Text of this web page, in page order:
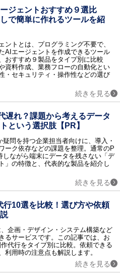
ファイアウォール / WAF / 不正侵入検知・防御システム（IDS・IPS） / ネットワーク暗号化 / DDoS対策 / 検疫ネットワーク / サイバー攻撃対策 / アクセスコントロール / Web改ざん検知 / EDR / ゼロトラスト・セキュリティ / クラウドセキュリティ / CASB / 情報漏洩対策サービス / 第三者保守 (EOSL保守) / ASM
データセンターソリューション / ホスティング / ハウジング
統合運用管理 / ログ管理 / サービスデスク / MDM（モバイル端末管理） / フォレンジック / コンフィグ管理 / LCMサービス / ジョブ管理 / クライアントPC管理 / APMツール / 飲食業支援システム / ヘルプデスクサービス / PSI管理
開発ツール / CAD / オフショア開発 / 超高速開発 / 3D CADソフト / 統合開発環境（IDE） / スマホアプリ開発ツール / CAEソフト / CI/CDツール / バージョン管理システム / 設備保全管理システム（CMMS） / 受託開発 / 図面比較システム
サーバ仮想化 / ストレージ仮想化 / デスクトップ仮想化 / アプリケーション仮想化 / ネットワーク仮想化
経理アウトソーシング / 社宅代行 / オフィス移転 / オフィスデザイン・レイアウト / レンタルユニフォーム / キッティングサービス / 文書保管 / 給与アウトソーシング / 年末調整アウトソーシング / 営業代行（セールスアウトソーシング） / スキャニングサービス・スキャン代行 / オンラインアシスタント（秘書）・業務代行サービス / 通販（EC）コンサルティング・代行 / DX支援・コンサルティング・アウトソーシング / ITアウトソーシングサービス / 法人向け決済代行・請求代行サービス / 福利厚生サービス / SNS運用代行サービス / 記事作成代行サービス / 顧問紹介サービス / マーケティングオートメーションツール導入・運用代行（MAツール導入・運用代行） / 会計ソフト導入・運用代行 / 電話代行（コールセンターアウトソーシング） / ショート動画マーケティング / ダイレクトリクルーティング代行 / 法人向け労働保険申請代行 / 法人向け社会保険申請代行 / ECサイト制作代行
ジェントおすすめ９選比
で簡単に作れるツールを紹
ントとは、プログラミング不要で、
AIエージェントを作成できるツール
おすすめ９製品をタイプ別に比較
資料作成、業務フローの自動化とい
・セキュリティ・操作性などの選び
続きを見る
遅れ？課題から考えるデータ
という選択肢【PR】
問を持つ企業担当者向けに、導入・
ーク依存などの課題を整理。通常のP
しながら端末にデータを残さない「デ
」の特徴と、代表的な製品を紹介し
続きを見る
行10選を比較！選び方や依頼
企画・デザイン・システム構築など
るサービスです。この記事では、お
代行をタイプ別に比較。依頼できる
利用時の注意点も解説します。
続きを見る